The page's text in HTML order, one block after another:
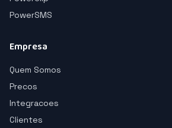
PowerSMS
Empresa
Quem Somos
Precos
Integracoes
Clientes